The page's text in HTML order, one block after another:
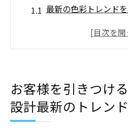
最新の色彩トレンド
モダンなインテリア
スマートデザイン：
法
未来志向の照明デザイ
お客様を引きつけ
設計最新のトレン